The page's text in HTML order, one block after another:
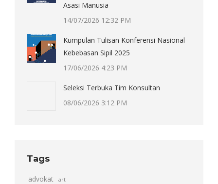
Asasi Manusia
14/07/2026 12:32 PM
Kumpulan Tulisan Konferensi Nasional
Kebebasan Sipil 2025
17/06/2026 4:23 PM
Seleksi Terbuka Tim Konsultan
08/06/2026 3:12 PM
Tags
advokat art